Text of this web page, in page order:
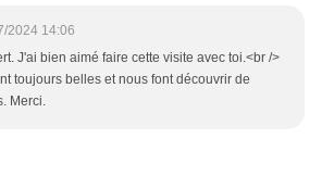
2024 14:06
J'ai bien aimé faire cette visite avec toi.<br />
toujours belles et nous font découvrir de
Merci.